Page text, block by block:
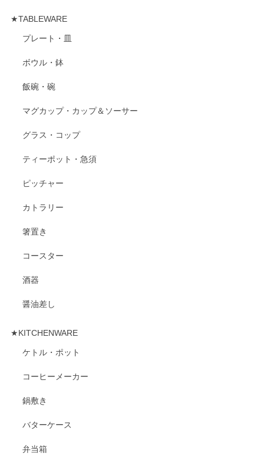
★TABLEWARE
プレート・皿
ボウル・鉢
飯碗・碗
マグカップ・カップ＆ソーサー
グラス・コップ
ティーポット・急須
ピッチャー
カトラリー
箸置き
コースター
酒器
醤油差し
★KITCHENWARE
ケトル・ポット
コーヒーメーカー
鍋敷き
バターケース
弁当箱